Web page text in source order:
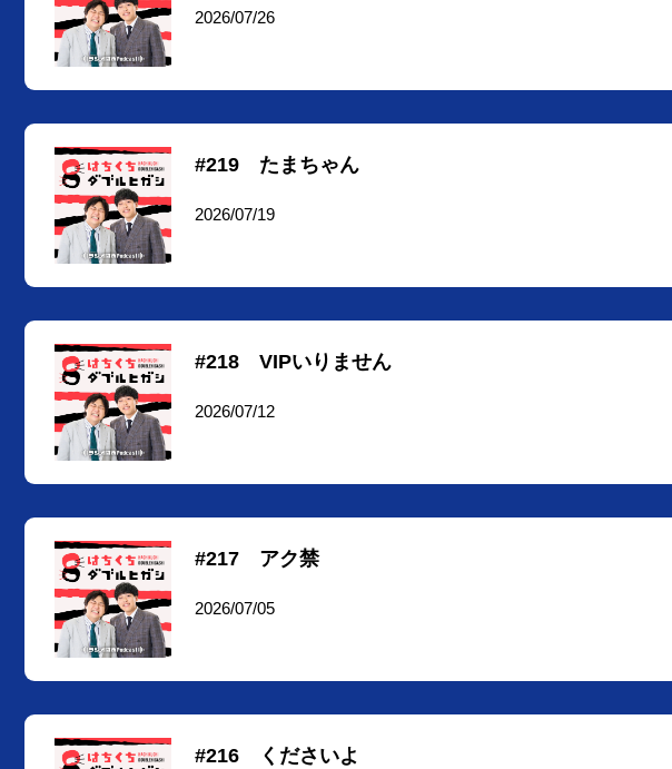
2026/07/26
#219 たまちゃん
2026/07/19
#218 VIPいりません
2026/07/12
#217 アク禁
2026/07/05
#216 くださいよ